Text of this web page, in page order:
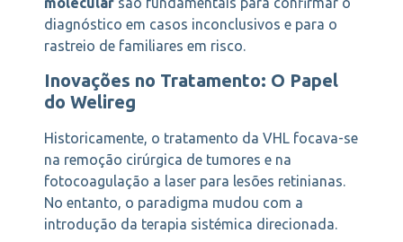
diagnóstico em casos inconclusivos e para o
rastreio de familiares em risco.
Inovações no Tratamento: O Papel
do Welireg
Historicamente, o tratamento da VHL focava-se
na remoção cirúrgica de tumores e na
fotocoagulação a laser para lesões retinianas.
No entanto, o paradigma mudou com a
introdução da terapia sistémica direcionada.